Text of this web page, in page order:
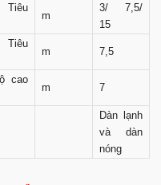
m
3/ 7,5/
15
m 7,5
cao
m 7
Dàn lạnh
và dàn
nóng